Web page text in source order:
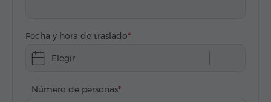
Fecha y hora de traslado
Elegir
Número de personas